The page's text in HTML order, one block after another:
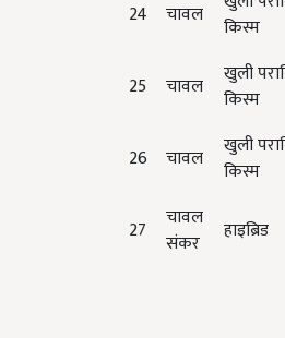
24 चावल
किस्म
25 चावल
खुली
किस्म
26 चावल
खुली
किस्म
27
चावल
संकर
हाइब्रिड